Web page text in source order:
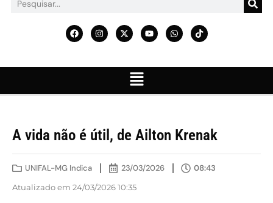
A vida não é útil, de Ailton Krenak
UNIFAL-MG Indica 23/03/2026 08:43
Atualizado em 24/03/2026 10:35